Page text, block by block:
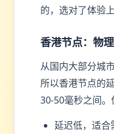
的，选对了体验
香港节点：物
从国内大部分城
所以香港节点的
30-50毫秒之间。
延迟低，适合